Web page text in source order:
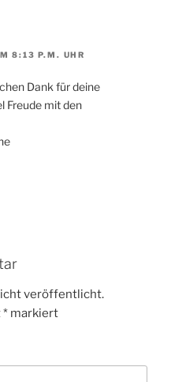
8:13 P.M. UHR
Dank für deine
Freude mit den
veröffentlicht.
* markiert